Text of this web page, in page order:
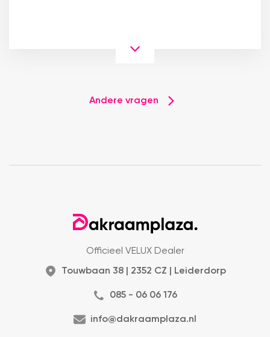
Andere vragen
Officieel VELUX Dealer
Touwbaan 38 | 2352 CZ | Leiderdorp
085 - 06 06 176
info@dakraamplaza.nl